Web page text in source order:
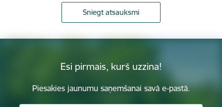
Sniegt atsauksmi
Esi pirmais, kurš uzzina!
Piesakies jaunumu saņemšanai savā e-pastā.